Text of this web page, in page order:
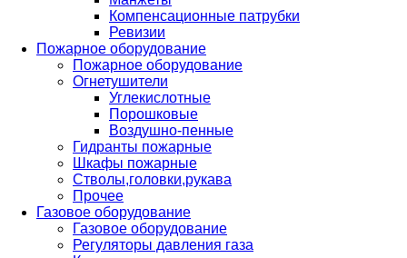
Компенсационные патрубки
Ревизии
Пожарное оборудование
Пожарное оборудование
Огнетушители
Углекислотные
Порошковые
Воздушно-пенные
Гидранты пожарные
Шкафы пожарные
Стволы,головки,рукава
Прочее
Газовое оборудование
Газовое оборудование
Регуляторы давления газа